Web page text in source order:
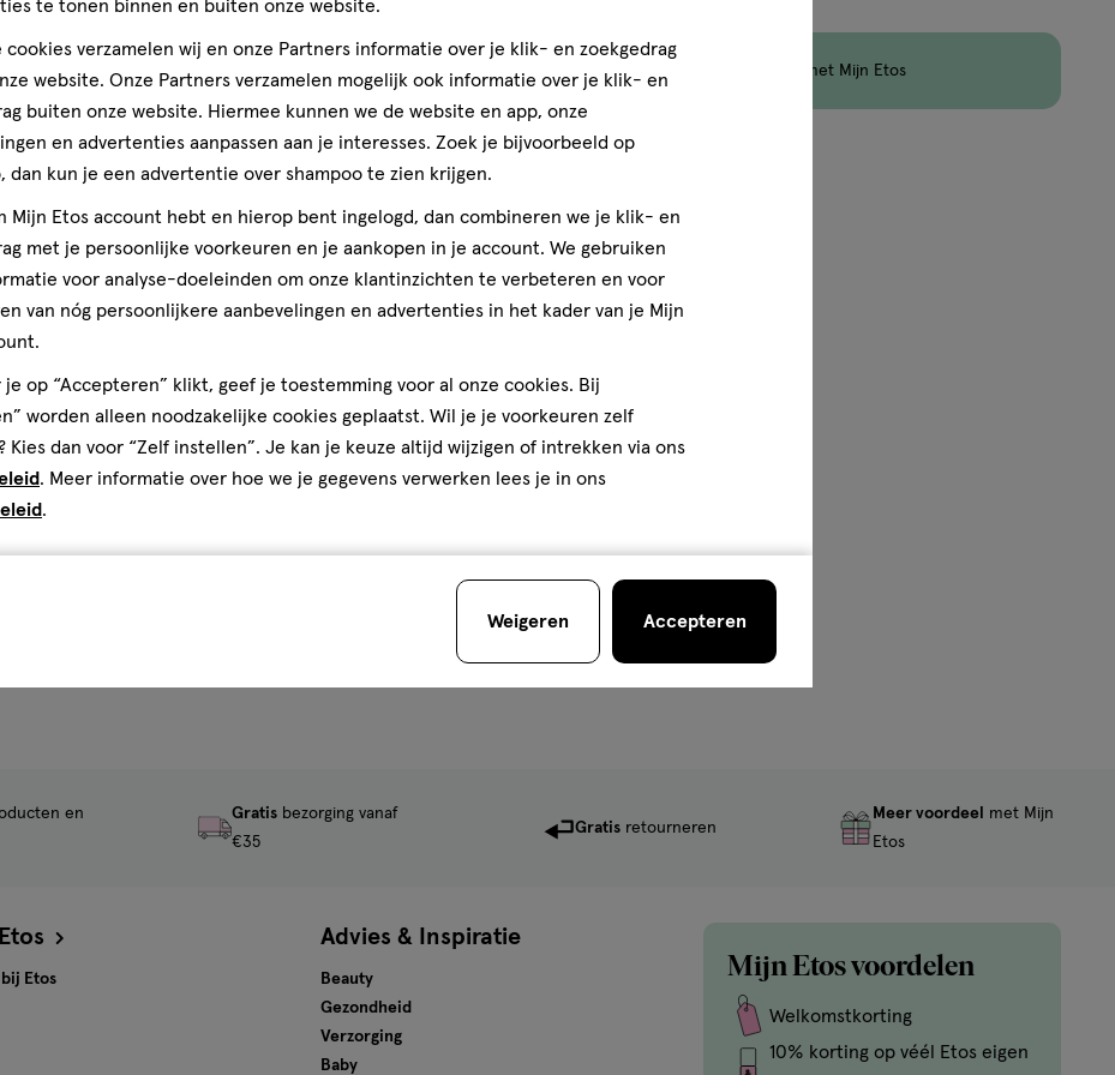
Gratisbezorging vanaf €35 Gratis retour binnen 30 dagen op Etos Merk met Mijn Etos
en
Gratisbezorging vanaf
€35
Gratis retourneren
Meer voordeel
met Mijn
Etos
Etos
Advies & Inspiratie
Beauty
Gezondheid
Verzorging
Baby
Mijn Etos voordelen
Welkomstkorting
10% korting op véél Etos eigen
te tonen binnen en buiten onze website.
cookies verzamelen wij en onze Partners informatie over je klik- en zoekgedrag
website. Onze Partners verzamelen mogelijk ook informatie over je klik- en
buiten onze website. Hiermee kunnen we de website en app, onze
en advertenties aanpassen aan je interesses. Zoek je bijvoorbeeld op
dan kun je een advertentie over shampoo te zien krijgen.
Mijn Etos account hebt en hierop bent ingelogd, dan combineren we je klik- en
met je persoonlijke voorkeuren en je aankopen in je account. We gebruiken
voor analyse-doeleinden om onze klantinzichten te verbeteren en voor
van nóg persoonlijkere aanbevelingen en advertenties in het kader van je Mijn
je op “Accepteren” klikt, geef je toestemming voor al onze cookies. Bij
worden alleen noodzakelijke cookies geplaatst. Wil je je voorkeuren zelf
Kies dan voor “Zelf instellen”. Je kan je keuze altijd wijzigen of intrekken via ons
. Meer informatie over hoe we je gegevens verwerken lees je in ons
.
Weigeren Accepteren